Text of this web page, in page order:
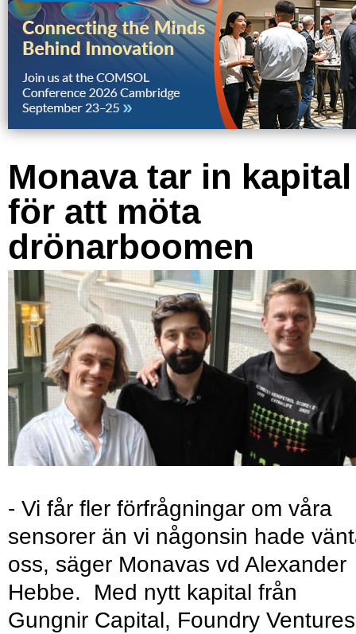
Monava tar in kapital
för att möta
drönarboomen
- Vi får fler förfrågningar om våra
sensorer än vi någonsin hade
oss, säger Monavas vd Alexander
Hebbe. Med nytt kapital från
Gungnir Capital, Foundry Ventures